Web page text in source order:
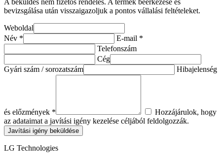
A beküldés nem fizetős rendelés. A termék beérkezése és
bevizsgálása után visszaigazoljuk a pontos vállalási feltételeket.
Weboldal
Név *
E-mail *
Telefonszám
Cég
Gyári szám / sorozatszám
Hibajelenség
és előzmények *
Hozzájárulok, hogy
az adataimat a javítási igény kezelése céljából feldolgozzák.
Javítási igény beküldése
LG Technologies